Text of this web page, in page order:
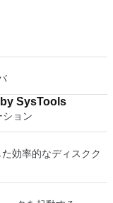
Free comes with
a paragraph
has an Office to PDF
word count features.
Watermark in
Word document
is a versatile word
an easy to use and
to create impressive
program is
application.
terminal emulator,
choice.
and vCloud Air
environments.
and performance
- Time-limited
- Broadwell and
Virtual Machines -
memory. Enhanced
4to6). Virtual
Connectivity -
and Skype support.
for those of you
SysTools
ョン
効率的なディスクク